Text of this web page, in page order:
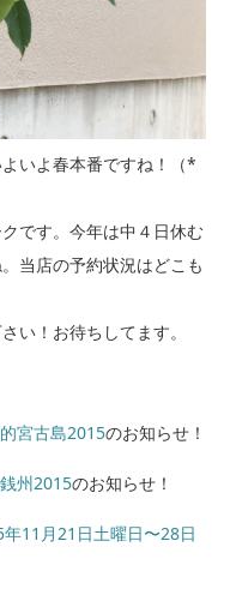
いよ春本番ですね！（*
です。今年は中４日休む
当店の予約状況はどこも
い！お待ちしてます。
宮古島2015のお知らせ！
州2015のお知らせ！
11月21日土曜日〜28日